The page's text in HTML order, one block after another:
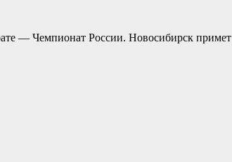
— Чемпионат России. Новосибирск примет